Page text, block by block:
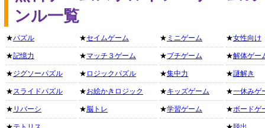
ンル一覧
★パズル
★記憶力
★ジグソーパズル
★スライドパズル
★ リバーシ
★セイムゲーム
★マッチ３ゲーム
★ ロジックパズル
★お絵かきロジック
★脳トレ
★ ミニゲーム
★プチゲーム
★集中力
★キッズゲーム
★学習ゲーム
★女性向け
★解体ゲー
★謎解き
★一休みゲ
★ボードゲ